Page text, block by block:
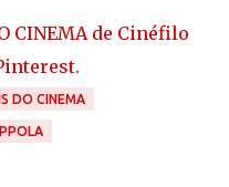
CINEMA de Cinéfilo
DO CINEMA